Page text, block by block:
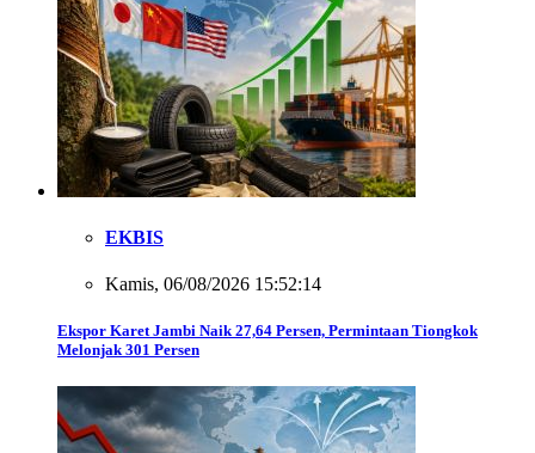
EKBIS
Kamis, 06/08/2026 15:52:14
Ekspor Karet Jambi Naik 27,64 Persen, Permintaan Tiongkok
Melonjak 301 Persen